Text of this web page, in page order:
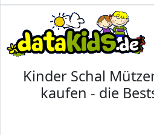
Kinder Schal
kaufen - die